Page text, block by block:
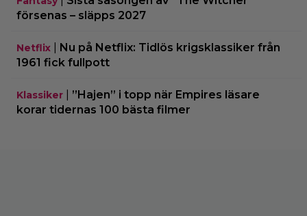
försenas – släpps 2027
Netflix
Nu på Netflix: Tidlös krigsklassiker från
1961 fick fullpott
Klassiker
”Hajen” i topp när Empires läsare
korar tidernas 100 bästa filmer